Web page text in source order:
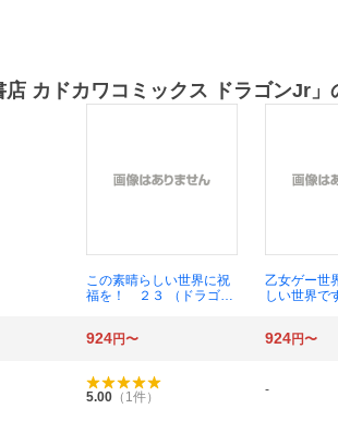
店 カドカワコミックス ドラゴンJr
この素晴らしい世界に祝
福を！ ２３ （ドラゴン
／原作 渡真仁／作画
乙女ゲー世
しい世界で
夢／原作
／構成 Ｆ
924円〜 924円〜
5.00 （ 1件） -